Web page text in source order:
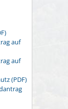
auf
auf
(PDF)